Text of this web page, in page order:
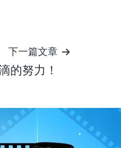
下一篇文章
的努力！